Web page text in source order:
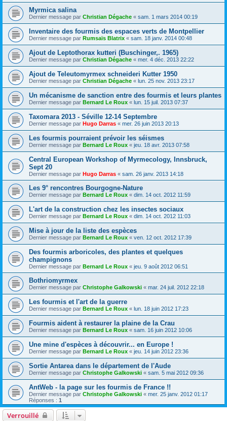
Myrmica salina
Dernier message par Christian Dégache « sam. 1 mars 2014 00:19
Inventaire des fourmis des espaces verts de Montpellier
Dernier message par Rumsaïs Blatrix « sam. 18 janv. 2014 00:48
Ajout de Leptothorax kutteri (Buschinger,. 1965)
Dernier message par Christian Dégache « mer. 4 déc. 2013 22:22
Ajout de Teleutomyrmex schneideri Kutter 1950
Dernier message par Christian Dégache « lun. 25 nov. 2013 23:17
Un mécanisme de sanction entre des fourmis et leurs plantes
Dernier message par Bernard Le Roux « lun. 15 juil. 2013 07:37
Taxomara 2013 - Séville 12-14 Septembre
Dernier message par Hugo Darras « mer. 26 juin 2013 20:13
Les fourmis pourraient prévoir les séismes
Dernier message par Bernard Le Roux « jeu. 18 avr. 2013 07:58
Central European Workshop of Myrmecology, Innsbruck,
Sept 20
Dernier message par Hugo Darras « sam. 26 janv. 2013 14:18
Les 9° rencontres Bourgogne-Nature
Dernier message par Bernard Le Roux « dim. 14 oct. 2012 11:59
L'art de la construction chez les insectes sociaux
Dernier message par Bernard Le Roux « dim. 14 oct. 2012 11:03
Mise à jour de la liste des espèces
Dernier message par Bernard Le Roux « ven. 12 oct. 2012 17:39
Des fourmis arboricoles, des plantes et quelques
champignons
Dernier message par Bernard Le Roux « jeu. 9 août 2012 06:51
Bothriomyrmex
Dernier message par Christophe Galkowski « mar. 24 juil. 2012 22:18
Les fourmis et l'art de la guerre
Dernier message par Bernard Le Roux « lun. 18 juin 2012 17:23
Fourmis aident à restaurer la plaine de la Crau
Dernier message par Bernard Le Roux « sam. 16 juin 2012 10:06
Une mine d'espèces à découvrir... en Europe !
Dernier message par Bernard Le Roux « jeu. 14 juin 2012 23:36
Sortie Antarea dans le département de l'Aude
Dernier message par Christophe Galkowski « sam. 5 mai 2012 09:36
AntWeb - la page sur les fourmis de France !!
Dernier message par Christophe Galkowski « mer. 25 janv. 2012 01:17
Réponses : 1
Verrouillé